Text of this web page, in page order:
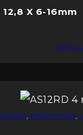
X 6-16mm
FERRETERIA